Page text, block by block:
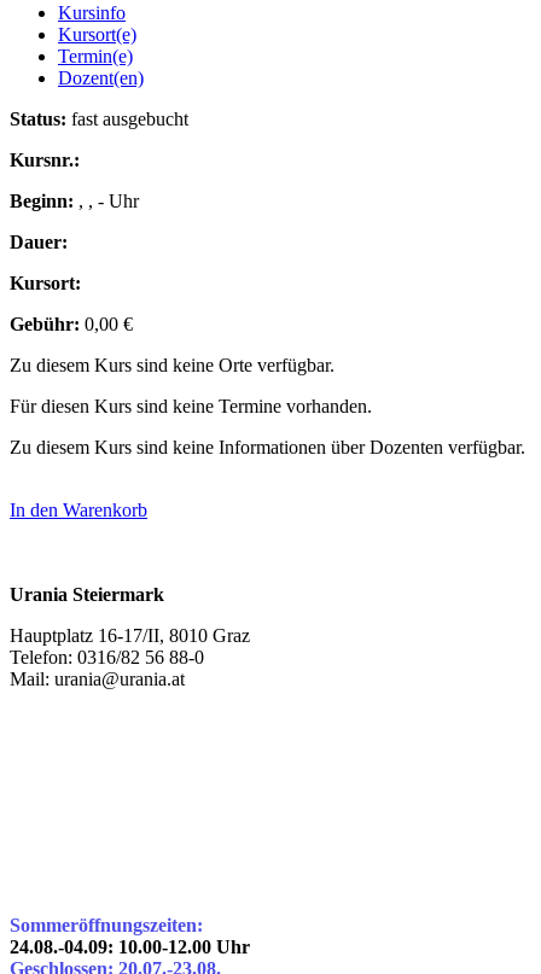
Kursinfo
Kursort(e)
Termin(e)
Dozent(en)
Status: fast ausgebucht
Kursnr.:
Beginn: , , - Uhr
Dauer:
Kursort:
Gebühr: 0,00 €
Zu diesem Kurs sind keine Orte verfügbar.
Für diesen Kurs sind keine Termine vorhanden.
Zu diesem Kurs sind keine Informationen über Dozenten verfügbar.
In den Warenkorb
Urania Steiermark
Hauptplatz 16-17/II, 8010 Graz
Telefon: 0316/82 56 88-0
Mail: urania@urania.at
Sommeröffnungszeiten:
24.08.-04.09: 10.00-12.00 Uhr
Geschlossen: 20.07.-23.08.